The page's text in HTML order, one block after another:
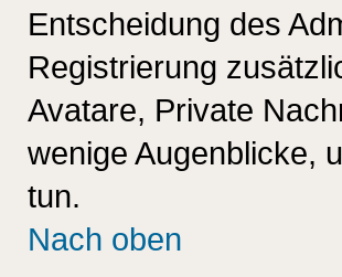
Entscheidung des
Registrierung
Avatare, Private
wenige Augenblicke,
tun.
Nach oben